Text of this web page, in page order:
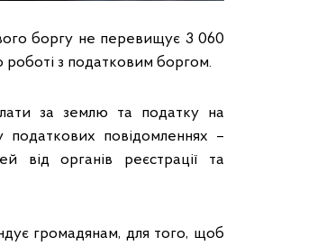
боргу не перевищує 3 060
роботі з податковим боргом.
за землю та податку на
податкових повідомленнях –
від органів реєстрації та
громадянам, для того, щоб